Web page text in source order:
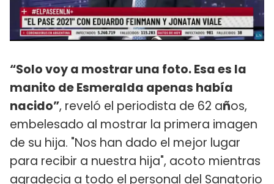
“Solo voy a mostrar una foto. Esa es la
manito de Esmeralda apenas había
nacido”, reveló el periodista de 62 años,
embelesado al mostrar la primera imagen
de su hija. "Nos han dado el mejor lugar
para recibir a nuestra hija", acoto mientras
agradecia a todo el personal del Sanatorio